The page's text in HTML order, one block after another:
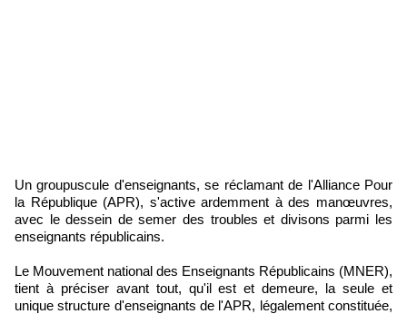
Un groupuscule d'enseignants, se réclamant de l'Alliance Pour
la République (APR), s'active ardemment à des manœuvres,
avec le dessein de semer des troubles et divisons parmi les
enseignants républicains.
Le Mouvement national des Enseignants Républicains (MNER),
tient à préciser avant tout, qu'il est et demeure, la seule et
unique structure d'enseignants de l'APR, légalement constituée,